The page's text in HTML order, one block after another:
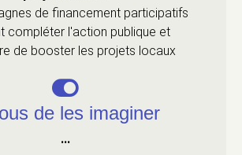
de financement participatifs
compléter l'action publique et
de booster les projets locaux
de les imaginer
...